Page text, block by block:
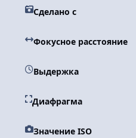
Сделано с
Фокусное расстояние
Выдержка
Диафрагма
Значение ISO